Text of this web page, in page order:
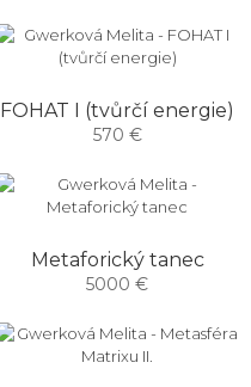
FOHAT I (tvůrčí energie)
570 €
Metaforický tanec
5000 €